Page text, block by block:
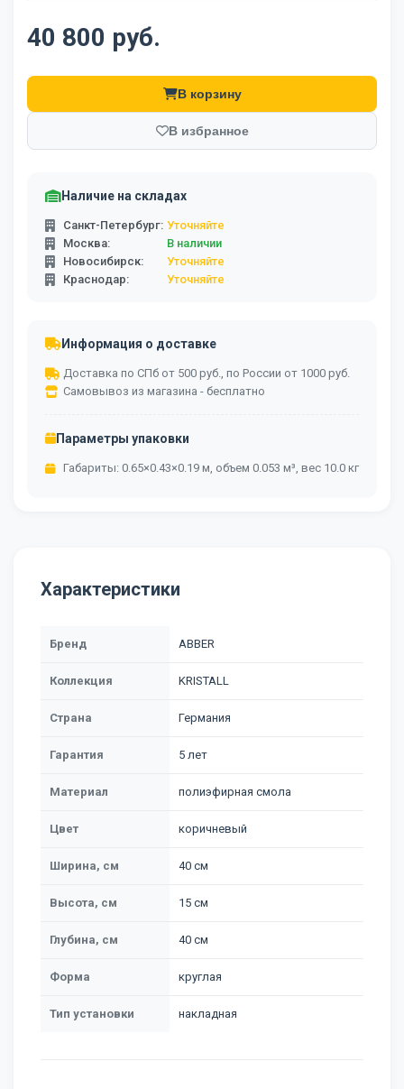
40 800 руб.
В корзину
В избранное
Наличие на складах
Санкт-Петербург: Уточняйте
Москва:
В наличии
Новосибирск:
Уточняйте
Краснодар:
Уточняйте
Информация о доставке
Доставка по СПб от 500 руб., по России от 1000 руб.
Самовывоз из магазина - бесплатно
Параметры упаковки
Габариты: 0.65×0.43×0.19 м, объем 0.053 м³, вес 10.0 кг
Характеристики
Бренд ABBER
Коллекция KRISTALL
Страна Германия
Гарантия 5 лет
Материал полиэфирная смола
Цвет коричневый
Ширина, см 40 см
Высота, см 15 см
Глубина, см 40 см
Форма круглая
Тип установки накладная